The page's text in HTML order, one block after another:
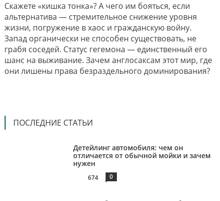
Скажете «кишка тонка»? А чего им бояться, если
альтернатива — стремительное снижение уровня
жизни, погружение в хаос и гражданскую войну.
Запад органически не способен существовать, не
грабя соседей. Статус гегемона — единственный его
шанс на выживание. Зачем англосаксам этот мир, где
они лишены права безраздельного доминирования?
ПОСЛЕДНИЕ СТАТЬИ
Детейлинг автомобиля: чем он
отличается от обычной мойки и зачем
нужен
674 0